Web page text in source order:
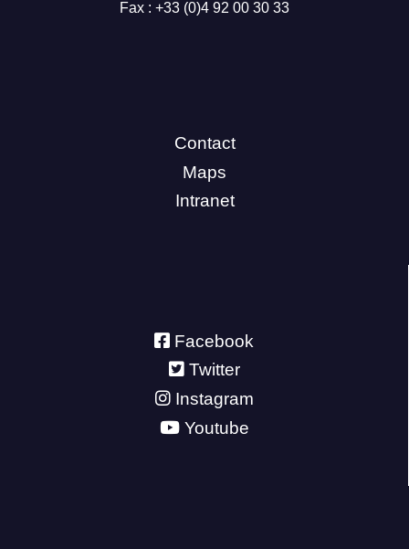
Fax : +33 (0)4 92 00 30 33
Contact
Maps
Intranet
Facebook
Twitter
Instagram
Youtube